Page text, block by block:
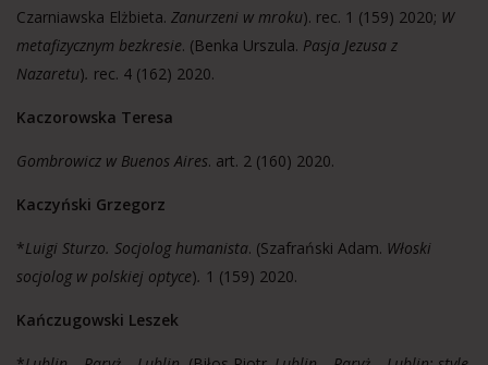
Czarniawska Elżbieta. Zanurzeni w mroku). rec. 1 (159) 2020; W
metafizycznym bezkresie. (Benka Urszula. Pasja Jezusa z
Nazaretu). rec. 4 (162) 2020.
Kaczorowska Teresa
Gombrowicz w Buenos Aires. art. 2 (160) 2020.
Kaczyński Grzegorz
*Luigi Sturzo. Socjolog humanista. (Szafrański Adam. Włoski
socjolog w polskiej optyce). 1 (159) 2020.
Kańczugowski Leszek